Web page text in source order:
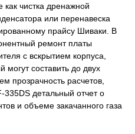
чистка дренажной
или перенавеска
прайсу Шиваки. В
ремонт платы
с вскрытием корпуса,
могут составить до двух
прозрачность расчетов,
335DS детальный отчет о
и объеме закачанного газа